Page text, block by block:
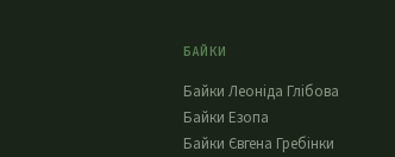
БАЙКИ
Байки Леоніда Глібова
Байки Езопа
Байки Євгена Гребінки